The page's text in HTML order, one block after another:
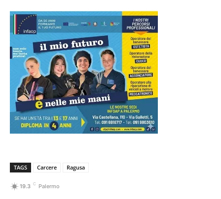
TAGS Carcere Ragusa
19.3 C Palermo